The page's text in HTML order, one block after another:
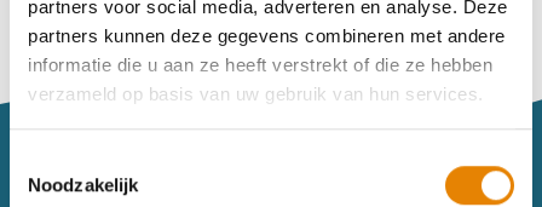
partners voor social media, adverteren en analyse. Deze
partners kunnen deze gegevens combineren met andere
informatie die u aan ze heeft verstrekt of die ze hebben
verzameld op basis van uw gebruik van hun services.
Noodzakelijk
Vind je je weg niet goed in het wandeldagboek?
Raadpleeg dan hier de handleiding.